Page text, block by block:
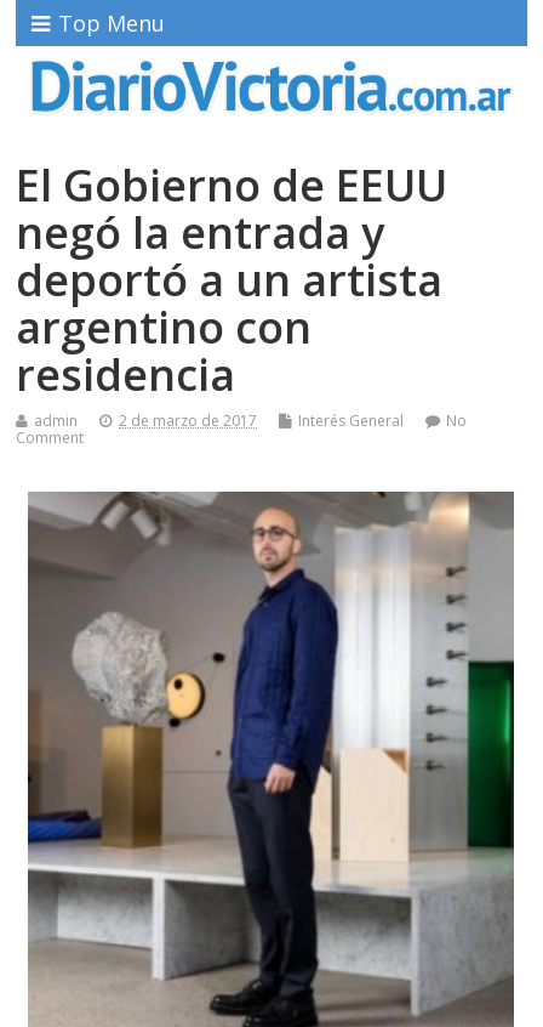
Top Menu
El Gobierno de EEUU
negó la entrada y
deportó a un artista
argentino con
residencia
admin 2 de marzo de 2017 Interés General
No
Comment